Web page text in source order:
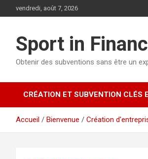
vendredi, août 7, 2026
Sport in
Obtenir des subventions sans être un
CRÉATION ET SUBVENTION CLÉS
Accueil Bienvenue Création